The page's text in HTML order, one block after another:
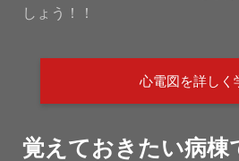
しょう！！
心電図を詳しく
覚えておきたい病棟